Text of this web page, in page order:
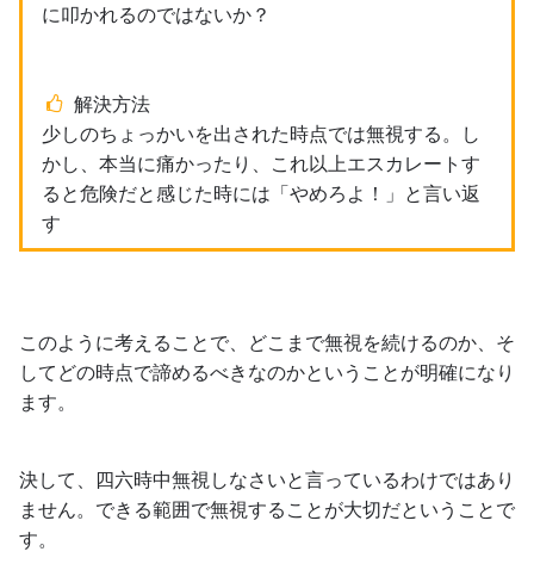
に叩かれるのではないか？
解決方法
少しのちょっかいを出された時点では無視する。し
かし、本当に痛かったり、これ以上エスカレートす
ると危険だと感じた時には「やめろよ！」と言い返
す
このように考えることで、どこまで無視を続けるのか、そ
してどの時点で諦めるべきなのかということが明確になり
ます。
決して、四六時中無視しなさいと言っているわけではあり
ません。できる範囲で無視することが大切だということで
す。